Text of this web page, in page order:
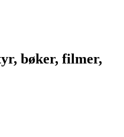
bøker, filmer,